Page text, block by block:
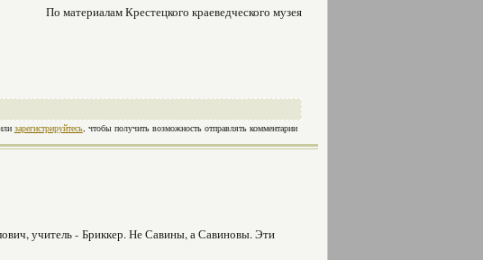
По материалам Крестецкого краеведческого музея
зарегистрируйтесь, чтобы получить возможность отправлять комментарии
учитель - Бриккер. Не Савины, а Савиновы. Эти